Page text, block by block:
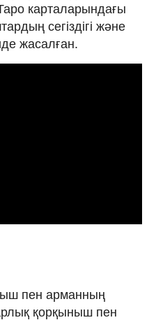
карталарындағы
сегіздігі және
жасалған.
пен арманның
қорқыныш пен